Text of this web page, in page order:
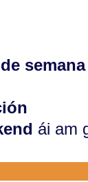
semana
ái am